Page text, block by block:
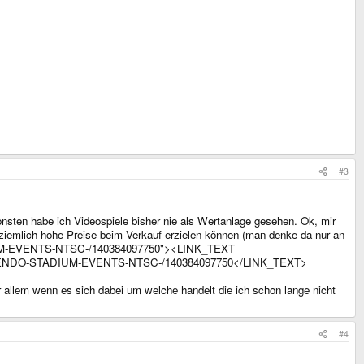
#3
habe ich Videospiele bisher nie als Wertanlage gesehen. Ok, mir
hohe Preise beim Verkauf erzielen können (man denke da nur an
NTSC-/140384097750"><LINK_TEXT
STADIUM-EVENTS-NTSC-/140384097750</LINK_TEXT>
wenn es sich dabei um welche handelt die ich schon lange nicht
#4